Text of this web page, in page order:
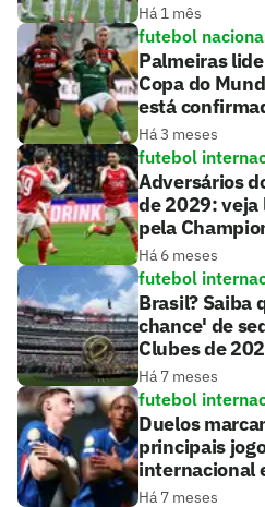
Há 1 mês
futebol
Palmeiras
Copa do
está
Há 3 meses
futebol
Adversários
de 2029: veja
pela
Há 6 meses
futebol
Brasil? Saiba
chance' de
Clubes de
Há 7 meses
futebol
Duelos
principais
internacional
Há 7 meses